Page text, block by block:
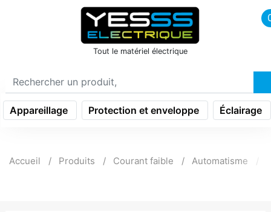
icon menu burger
Tout le matériel électrique
Appareillage Protection et enveloppe Éclairage
Accueil Produits Courant faible Automatisme